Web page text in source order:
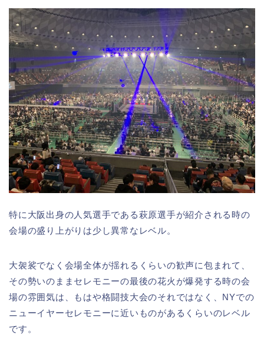
特に大阪出身の人気選手である萩原選手が紹介される時の
会場の盛り上がりは少し異常なレベル。
大袈裟でなく会場全体が揺れるくらいの歓声に包まれて、
その勢いのままセレモニーの最後の花火が爆発する時の会
場の雰囲気は、もはや格闘技大会のそれではなく、NYでの
ニューイヤーセレモニーに近いものがあるくらいのレベル
です。